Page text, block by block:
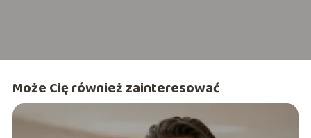
Może Cię również zainteresować